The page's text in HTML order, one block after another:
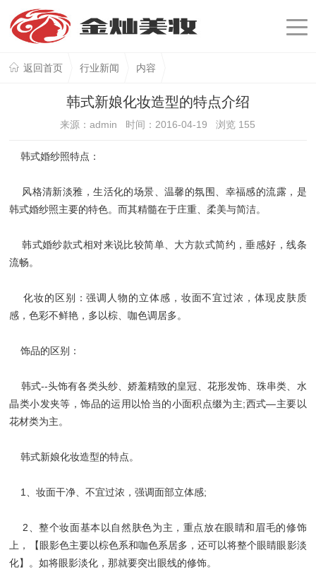
返回首页 行业新闻 内容
韩式新娘化妆造型的特点介绍
来源：admin 时间：2016-04-19 浏览 155
韩式婚纱照特点：
风格清新淡雅，生活化的场景、温馨的氛围、幸福感的流露，是
韩式婚纱照主要的特色。而其精髓在于庄重、柔美与简洁。
韩式婚纱款式相对来说比较简单、大方款式简约，垂感好，线条
流畅。
化妆的区别：强调人物的立体感，妆面不宜过浓，体现皮肤质
感，色彩不鲜艳，多以棕、咖色调居多。
饰品的区别：
韩式--头饰有各类头纱、娇羞精致的皇冠、花形发饰、珠串类、水
晶类小发夹等，饰品的运用以恰当的小面积点缀为主;西式—主要以
花材类为主。
韩式新娘化妆造型的特点。
1、妆面干净、不宜过浓，强调面部立体感;
2、整个妆面基本以自然肤色为主，重点放在眼睛和眉毛的修饰
上，【眼影色主要以棕色系和咖色系居多，还可以将整个眼睛眼影淡
化】。如将眼影淡化，那就要突出眼线的修饰。